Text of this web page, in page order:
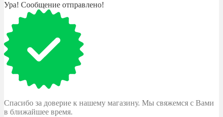
Ура! Сообщение отправлено!
Спасибо за доверие к нашему магазину. Мы свяжемся с Вами
в ближайшее время.